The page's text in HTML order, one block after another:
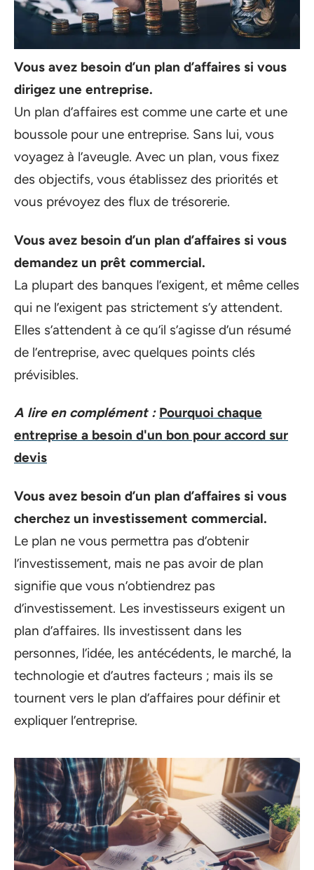
Vous avez besoin d’un plan d’affaires si vous
dirigez une entreprise.
Un plan d’affaires est comme une carte et une
boussole pour une entreprise. Sans lui, vous
voyagez à l’aveugle. Avec un plan, vous fixez
des objectifs, vous établissez des priorités et
vous prévoyez des flux de trésorerie.
Vous avez besoin d’un plan d’affaires si vous
demandez un prêt commercial.
La plupart des banques l’exigent, et même celles
qui ne l’exigent pas strictement s’y attendent.
Elles s’attendent à ce qu’il s’agisse d’un résumé
de l’entreprise, avec quelques points clés
prévisibles.
A lire en complément : Pourquoi chaque
entreprise a besoin d'un bon pour accord sur
devis
Vous avez besoin d’un plan d’affaires si vous
cherchez un investissement commercial.
Le plan ne vous permettra pas d’obtenir
l’investissement, mais ne pas avoir de plan
signifie que vous n’obtiendrez pas
d’investissement. Les investisseurs exigent un
plan d’affaires. Ils investissent dans les
personnes, l’idée, les antécédents, le marché, la
technologie et d’autres facteurs ; mais ils se
tournent vers le plan d’affaires pour définir et
expliquer l’entreprise.